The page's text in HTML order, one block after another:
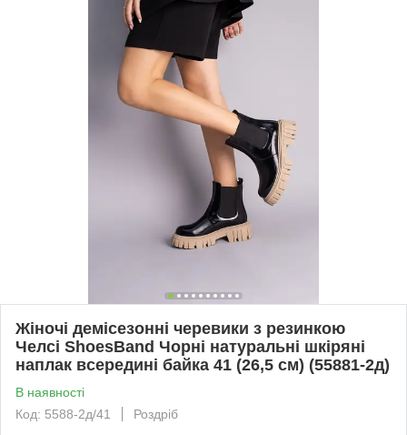
Жіночі демісезонні черевики з резинкою
Челсі ShoesBand Чорні натуральні шкіряні
наплак всередині байка 41 (26,5 см) (55881-2д)
В наявності
Код: 5588-2д/41
Роздріб